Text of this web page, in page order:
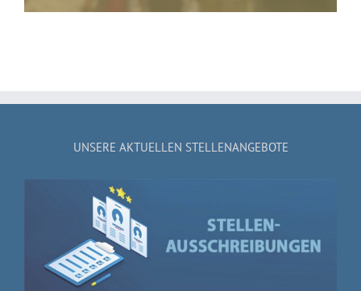
UNSERE AKTUELLEN STELLENANGEBOTE